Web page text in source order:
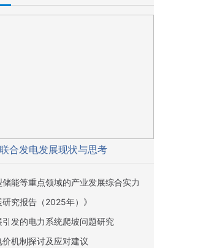
合发电发展现状与思考
能等重点领域的产业发展综合实力
研究报告（2025年）》
发的电力系统爬坡问题研究
机制探讨及应对建议